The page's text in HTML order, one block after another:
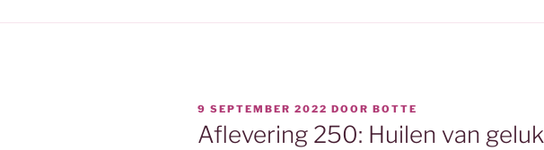
GEPLAATST
OP
9 SEPTEMBER 2022 DOOR BOTTE
Aflevering 250: Huilen van geluk